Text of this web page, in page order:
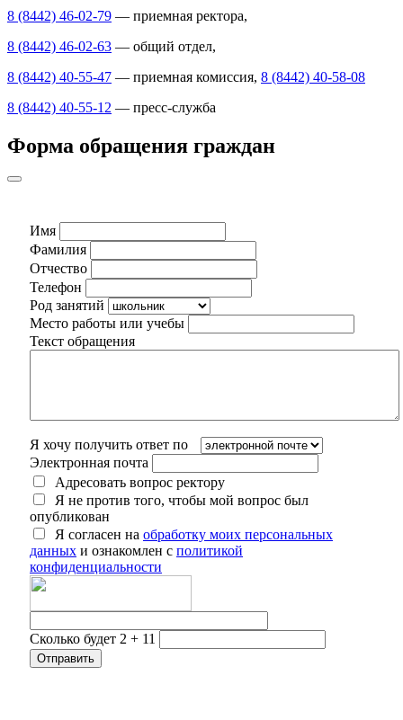
8 (8442) 46-02-79 — приемная ректора,
8 (8442) 46-02-63 — общий отдел,
8 (8442) 40-55-47 — приемная комиссия, 8 (8442) 40-58-08
8 (8442) 40-55-12 — пресс-служба
Форма обращения граждан
Имя
Фамилия
Отчество
Телефон
Род занятий
Место работы или учебы
Текст обращения
Я хочу получить ответ по
Электронная почта
Адресовать вопрос ректору
Я не против того, чтобы мой вопрос был
опубликован
Я согласен на обработку моих персональных
данных и ознакомлен с политикой
конфиденциальности
Сколько будет 2 + 11